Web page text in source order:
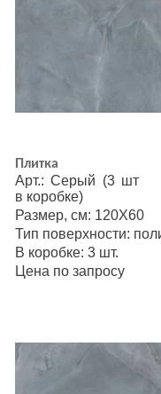
Плитка
Арт.: Серый (3 шт
в коробке)
Размер, см: 120Х60
Тип поверхности:
В коробке: 3 шт.
Цена по запросу